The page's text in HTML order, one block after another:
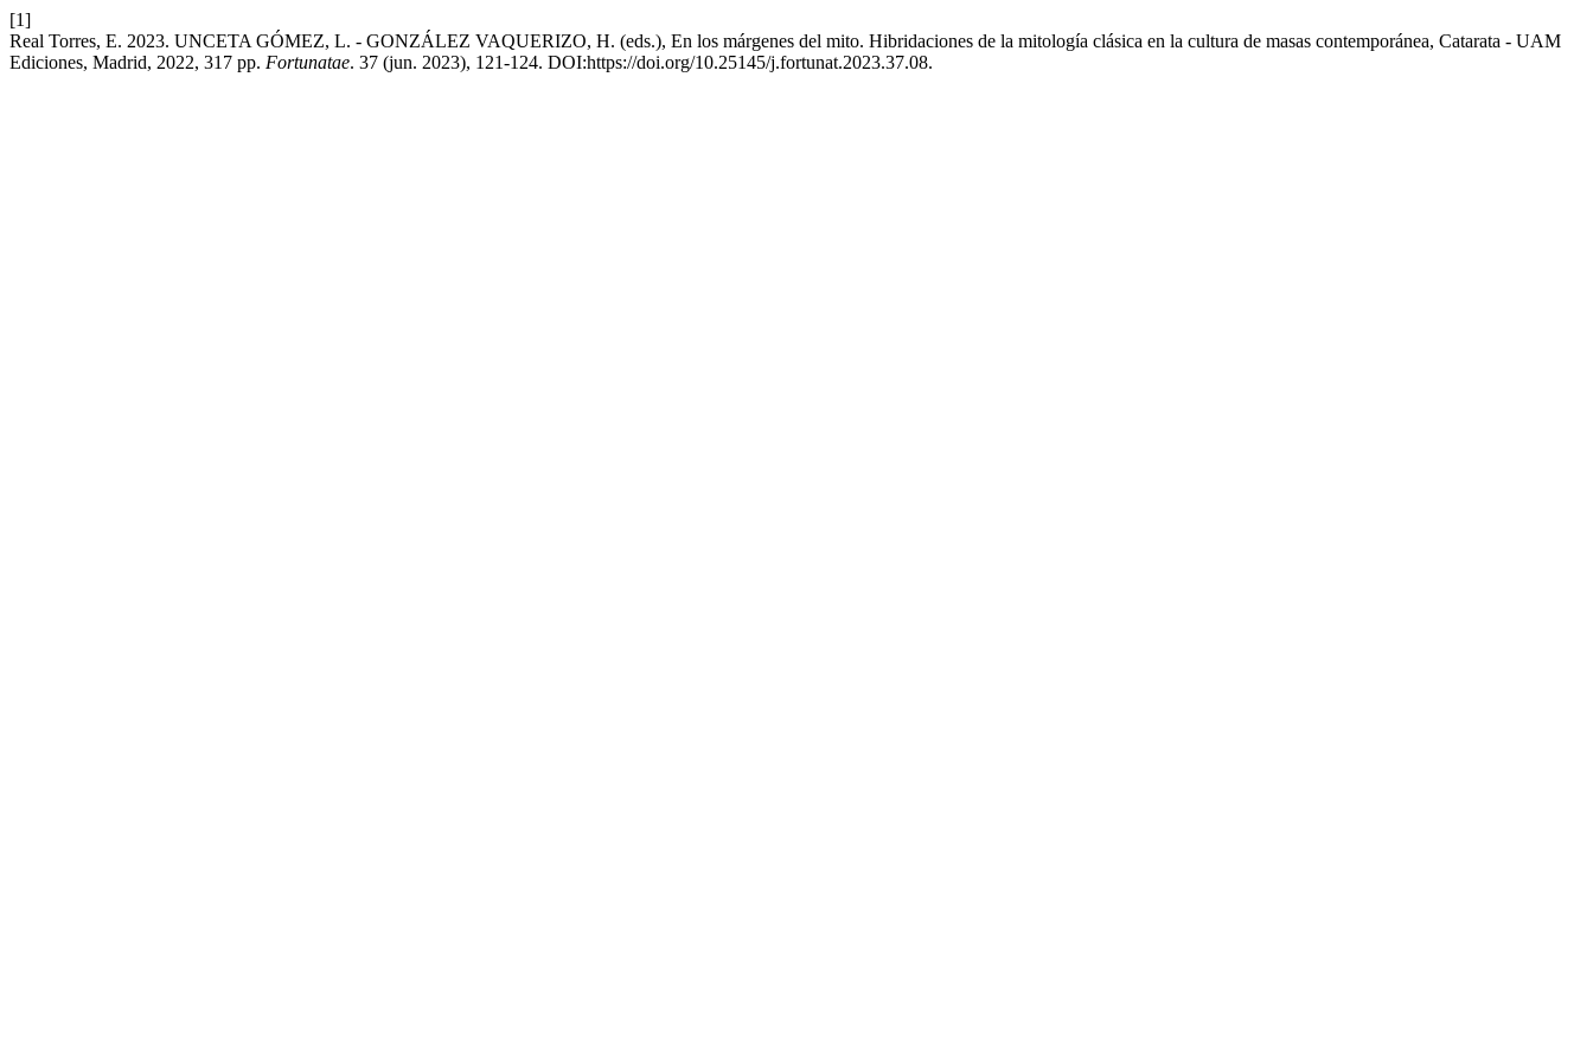
[1]
Real Torres, E. 2023. UNCETA GÓMEZ, L. - GONZÁLEZ VAQUERIZO, H. (eds.), En los márgenes del mito. Hibridaciones de la mitología clásica en la cultura de masas contemporánea, Catarata - UAM
Ediciones, Madrid, 2022, 317 pp. Fortunatae. 37 (jun. 2023), 121-124. DOI:https://doi.org/10.25145/j.fortunat.2023.37.08.